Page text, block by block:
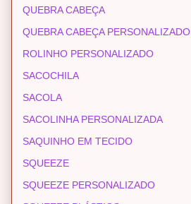
QUEBRA CABEÇA
QUEBRA CABEÇA PERSONALIZADO
ROLINHO PERSONALIZADO
SACOCHILA
SACOLA
SACOLINHA PERSONALIZADA
SAQUINHO EM TECIDO
SQUEEZE
SQUEEZE PERSONALIZADO